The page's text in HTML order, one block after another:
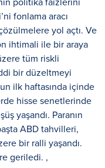
fonlama aracı
yol açtı. Ve
ihtimali ile bir araya
tüm riskli
bir düzeltmeyi
ilk haftasında içinde
hisse senetlerinde
yaşandı. Paranın
ABD tahvilleri,
bir ralli yaşandı.
geriledi. ,